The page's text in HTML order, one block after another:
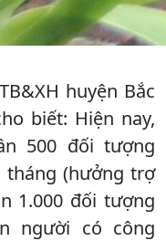
huyện Bắc
biết: Hiện nay,
500 đối tượng
tháng (hưởng trợ
1.000 đối tượng
người có công